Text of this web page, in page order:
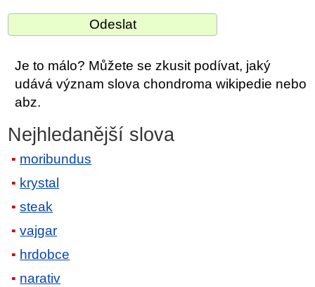
Je to málo? Můžete se zkusit podívat, jaký
udává význam slova chondroma wikipedie nebo
abz.
Nejhledanější slova
moribundus
krystal
steak
vajgar
hrdobce
narativ